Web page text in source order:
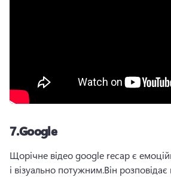
7.Google
Щорічне відео google recap є
і візуально потужним.Він